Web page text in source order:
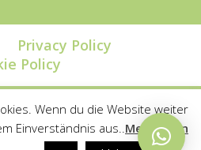
Privacy Policy
Policy
DI OTTO BRUGGER - P.IVA.
Wenn du die Website weiter
Einverständnis aus..Mehr lesen